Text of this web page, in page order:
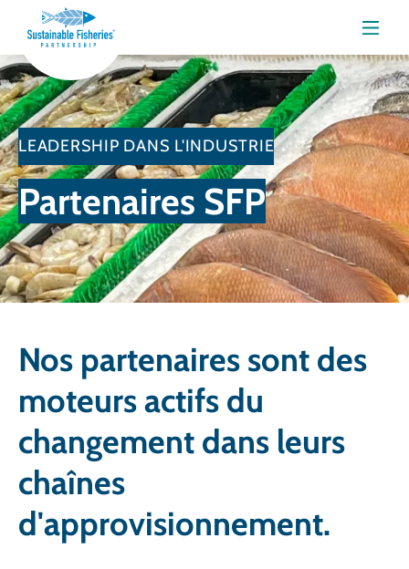
Menu
LEADERSHIP DANS L'INDUSTRIE
Partenaires SFP
Nos partenaires sont des
moteurs actifs du
changement dans leurs
chaînes
d'approvisionnement.